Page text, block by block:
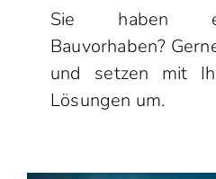
Sie haben
Bauvorhaben?
und setzen mit
Lösungen um.